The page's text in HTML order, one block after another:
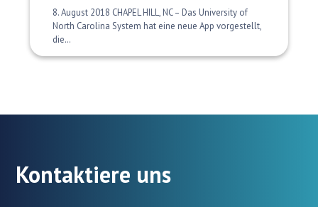
8. August 2018 CHAPEL HILL, NC – Das University of
North Carolina System hat eine neue App vorgestellt,
die…
Kontaktiere uns